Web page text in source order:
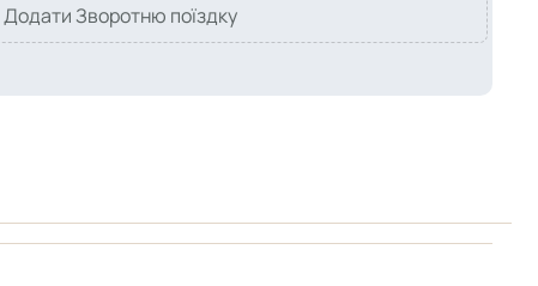
Додати Зворотню поїздку